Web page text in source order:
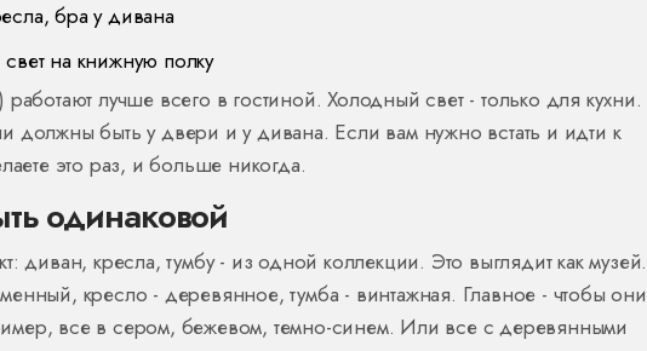
бра у дивана
на книжную полку
лучше всего в гостиной. Холодный свет - только для кухни.
должны быть у двери и у дивана. Если вам нужно встать и идти к
это раз, и больше никогда.
одинаковой
диван, кресла, тумбу - из одной коллекции. Это выглядит как музей.
кресло - деревянное, тумба - винтажная. Главное - чтобы они
все в сером, бежевом, темно-синем. Или все с деревянными